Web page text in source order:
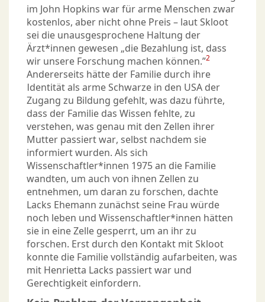
im John Hopkins war für arme Menschen zwar
kostenlos, aber nicht ohne Preis – laut Skloot
sei die unausgesprochene Haltung der
Ärzt*innen gewesen „die Bezahlung ist, dass
wir unsere Forschung machen können.”2
Andererseits hätte der Familie durch ihre
Identität als arme Schwarze in den USA der
Zugang zu Bildung gefehlt, was dazu führte,
dass der Familie das Wissen fehlte, zu
verstehen, was genau mit den Zellen ihrer
Mutter passiert war, selbst nachdem sie
informiert wurden. Als sich
Wissenschaftler*innen 1975 an die Familie
wandten, um auch von ihnen Zellen zu
entnehmen, um daran zu forschen, dachte
Lacks Ehemann zunächst seine Frau würde
noch leben und Wissenschaftler*innen hätten
sie in eine Zelle gesperrt, um an ihr zu
forschen. Erst durch den Kontakt mit Skloot
konnte die Familie vollständig aufarbeiten, was
mit Henrietta Lacks passiert war und
Gerechtigkeit einfordern.